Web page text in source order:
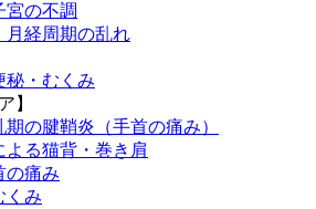
宮の不調
月経周期の乱れ
秘・むくみ
】
の腱鞘炎（手首の痛み）
よる猫背・巻き肩
の痛み
くみ